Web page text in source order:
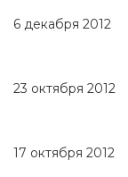
6 декабря 2012
23 октября 2012
17 октября 2012